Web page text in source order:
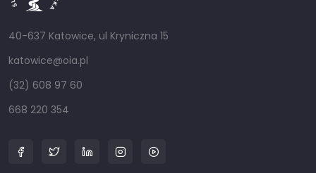
40-637 Katowice, ul Kryniczna 15
katowice@oia.pl
(32) 608 97 60
668 220 354